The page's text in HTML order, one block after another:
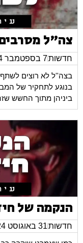
צה"ל
חדשות7 בספטמבר 2024
בצה''ל לא רוצים
ביניהן מתוך החשש
הנקמה של
חדשות31 באוגוסט 2024